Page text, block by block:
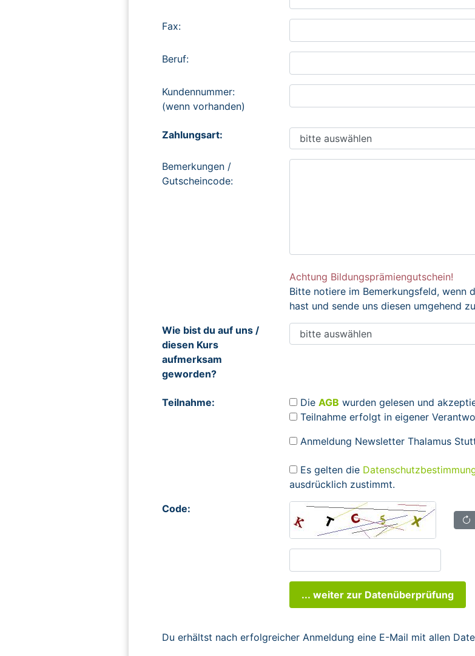
Fax:
Beruf:
Kundennummer:
(wenn vorhanden)
Zahlungsart:
Bemerkungen /
Gutscheincode:
Achtung Bildungsprämiengutschein!
Bitte notiere im Bemerkungsfeld, wenn
hast und sende uns diesen umgehend
Wie bist du auf uns /
diesen Kurs
aufmerksam
geworden?
Teilnahme: Die AGB wurden gelesen und
Teilnahme erfolgt in eigener
Anmeldung Newsletter Thalamus
Es gelten die
ausdrücklich zustimmt.
Code:
... weiter zur Datenüberprüfung
Du erhältst nach erfolgreicher Anmeldung eine E-Mail mit allen